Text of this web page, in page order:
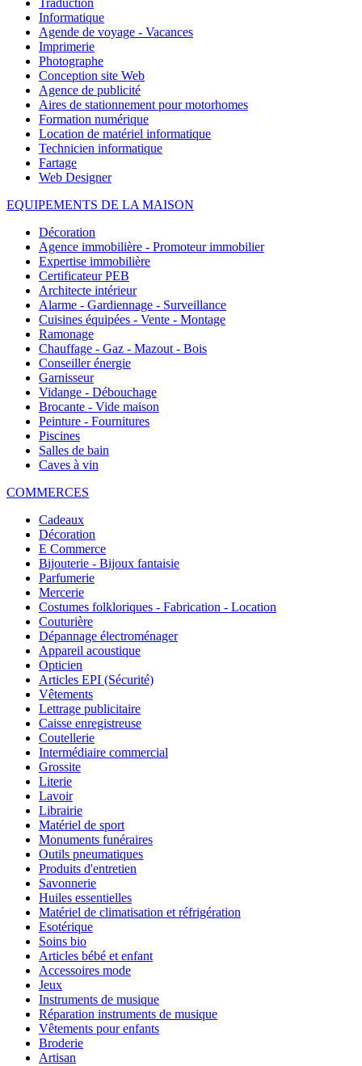
Traduction
Informatique
Agende de voyage - Vacances
Imprimerie
Photographe
Conception site Web
Agence de publicité
Aires de stationnement pour motorhomes
Formation numérique
Location de matériel informatique
Technicien informatique
Fartage
Web Designer
EQUIPEMENTS DE LA MAISON
Décoration
Agence immobilière - Promoteur immobilier
Expertise immobilière
Certificateur PEB
Architecte intérieur
Alarme - Gardiennage - Surveillance
Cuisines équipées - Vente - Montage
Ramonage
Chauffage - Gaz - Mazout - Bois
Conseiller énergie
Garnisseur
Vidange - Débouchage
Brocante - Vide maison
Peinture - Fournitures
Piscines
Salles de bain
Caves à vin
COMMERCES
Cadeaux
Décoration
E Commerce
Bijouterie - Bijoux fantaisie
Parfumerie
Mercerie
Costumes folkloriques - Fabrication - Location
Couturière
Dépannage électroménager
Appareil acoustique
Opticien
Articles EPI (Sécurité)
Vêtements
Lettrage publicitaire
Caisse enregistreuse
Coutellerie
Intermédiaire commercial
Grossite
Literie
Lavoir
Librairie
Matériel de sport
Monuments funéraires
Outils pneumatiques
Produits d'entretien
Savonnerie
Huiles essentielles
Matériel de climatisation et réfrigération
Esotérique
Soins bio
Articles bébé et enfant
Accessoires mode
Jeux
Instruments de musique
Réparation instruments de musique
Vêtements pour enfants
Broderie
Artisan